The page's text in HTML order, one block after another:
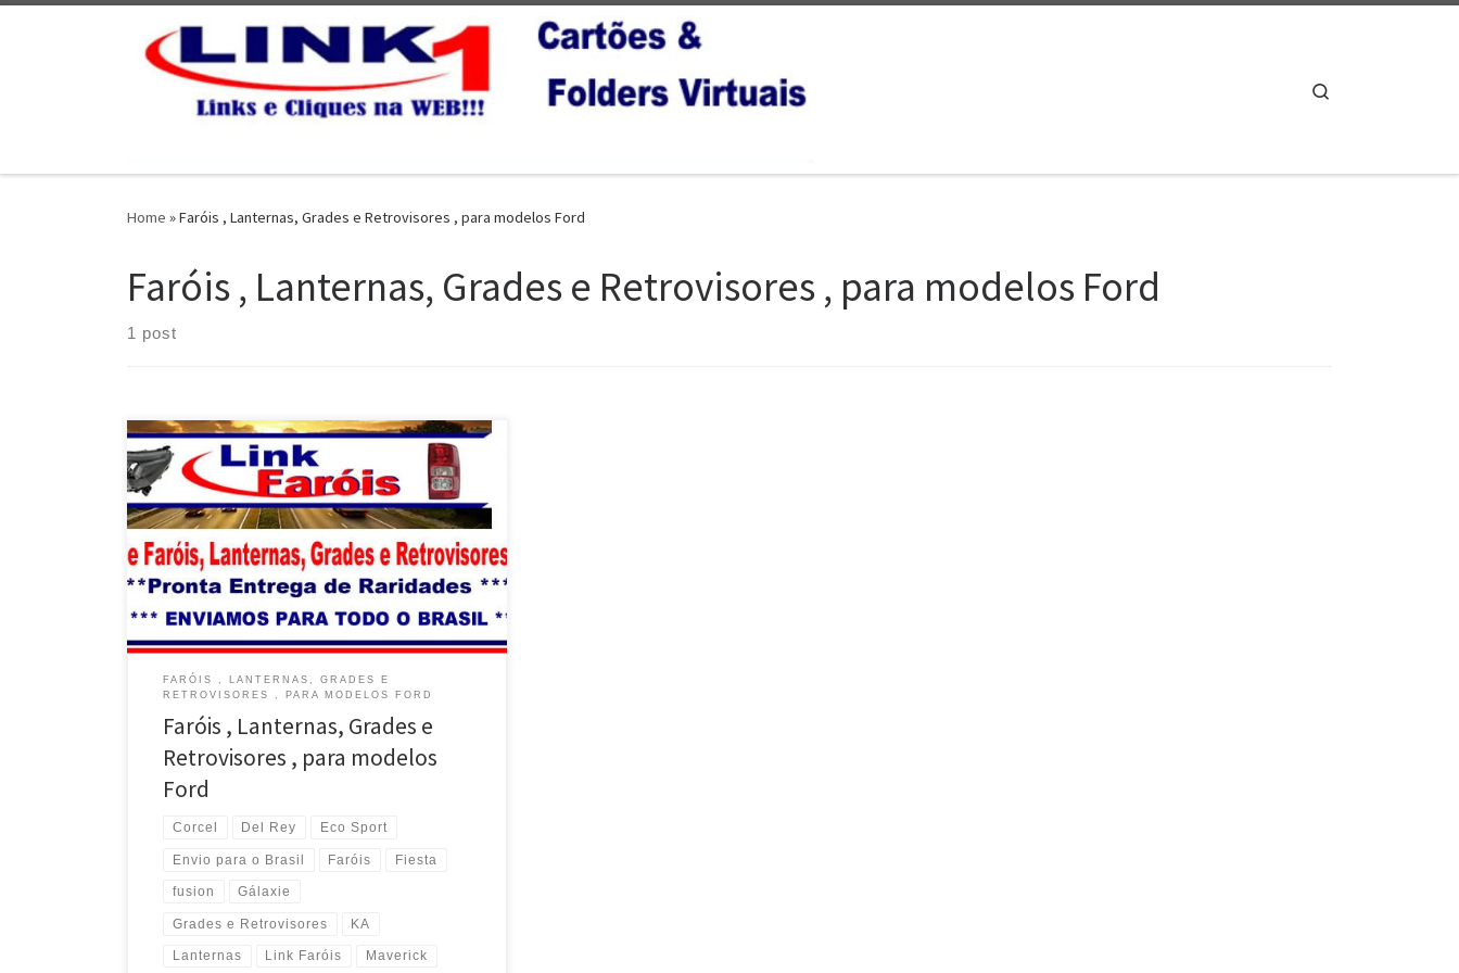
Home »Faróis , Lanternas, Grades e Retrovisores , para modelos Ford
Faróis , Lanternas, Grades e Retrovisores , para modelos Ford
1 post
Ford Fusion , Faróis , Lanternas , Grades e Retrovisores
, envio para todo o Brasil Ford Escort , Faróis ,
Lanternas , Grades e Retrovisores , envio para todo o
Brasil Ford Ka , Faróis , Lanternas , Grades e
Retrovisores , envio para todo o Brasil Ford Corcel
[…]
FARÓIS , LANTERNAS, GRADES E
RETROVISORES , PARA MODELOS FORD
Faróis , Lanternas, Grades e
Retrovisores , para modelos
Ford
Corcel Del Rey Eco Sport
Envio para o Brasil Faróis Fiesta
fusion Gálaxie
Grades e Retrovisores KA
Lanternas Link Faróis Maverick